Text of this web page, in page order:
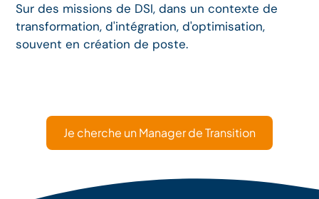
Sur des missions de DSI, dans un contexte de
transformation, d'intégration, d'optimisation,
souvent en création de poste.
Je cherche un Manager de Transition